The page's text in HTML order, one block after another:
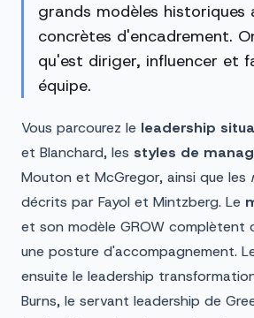
grands modèles historiques
concrètes d'encadrement.
qu'est diriger, influencer et
équipe.
Vous parcourez le leadership
et Blanchard, les styles de
Mouton et McGregor, ainsi que les
décrits par Fayol et Mintzberg. Le
et son modèle GROW complètent
une posture d'accompagnement.
ensuite le leadership
Burns, le servant leadership de